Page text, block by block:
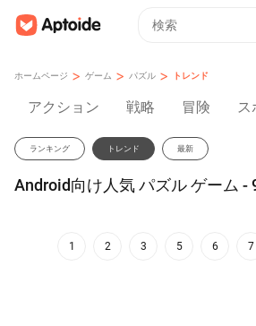
ホームページ > ゲーム > パズル > トレンド
アクション 戦略 冒険 ス
ランキング トレンド 最新
Android向け人気 パズル ゲーム -
1 2 3 5 6 7